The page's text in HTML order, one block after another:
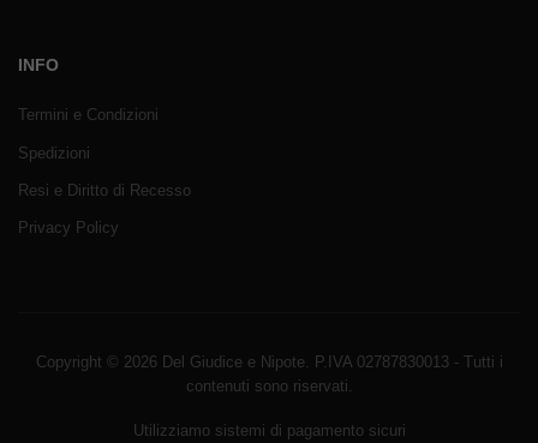
INFO
Termini e Condizioni
Spedizioni
Resi e Diritto di Recesso
Privacy Policy
Copyright © 2026 Del Giudice e Nipote. P.IVA 02787830013 - Tutti i
contenuti sono riservati.
Utilizziamo sistemi di pagamento sicuri